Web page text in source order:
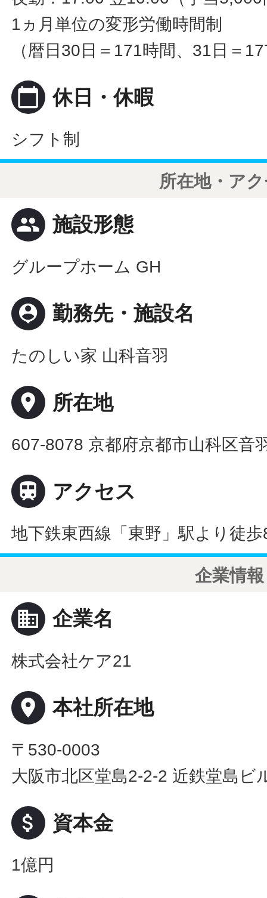
1ヵ月単位の変形労働時間制
（暦日30日＝171時間、31日＝
calendar_today 休日・休暇
シフト制
所在地・ア
people 施設形態
グループホーム GH
person_pin 勤務先・施設名
たのしい家 山科音羽
place 所在地
607-8078 京都府京都市山科区音
 アクセス
地下鉄東西線「東野」駅より徒歩
企業情報
business 企業名
株式会社ケア21
place 本社所在地
〒530-0003
大阪市北区堂島2-2-2 近鉄堂島ビ
attach_money 資本金
1億円